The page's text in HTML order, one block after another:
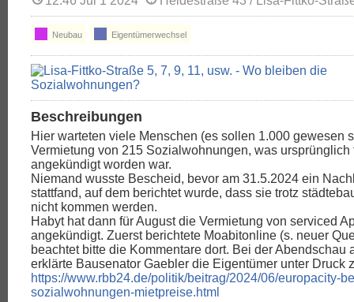
Neubau Eigentümerwechsel
Beschreibungen
Hier warteten viele Menschen (es sollen 1.000 gewesen
Vermietung von 215 Sozialwohnungen, was ursprünglich
angekündigt worden war.
Niemand wusste Bescheid, bevor am 31.5.2024 ein
stattfand, auf dem berichtet wurde, dass sie trotz
nicht kommen werden.
Habyt hat dann für August die Vermietung von serviced
angekündigt. Zuerst berichtete Moabitonline (s. neuer
beachtet bitte die Kommentare dort. Bei der Abendschau
erklärte Bausenator Gaebler die Eigentümer unter Druck
https://www.rbb24.de/politik/beitrag/2024/06/europacity-
sozialwohnungen-mietpreise.html